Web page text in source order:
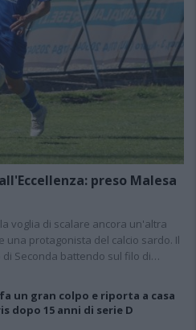
preso Malesa
voglia di scalare ancora un'altra
protagonista del calcio sardo. Il
Seconda battendo sul filo di…
un gran colpo e riporta a casa
dopo 15 anni di serie D